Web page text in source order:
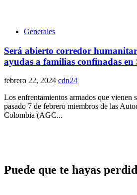
Generales
Será abierto corredor
ayudas a familias confinadas
febrero 22, 2024 cdn24
Los enfrentamientos armados que vienen
pasado 7 de febrero miembros de las
Colombia (AGC...
Puede que te hayas